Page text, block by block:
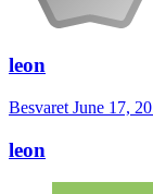
leon
Besvaret June 17,
leon